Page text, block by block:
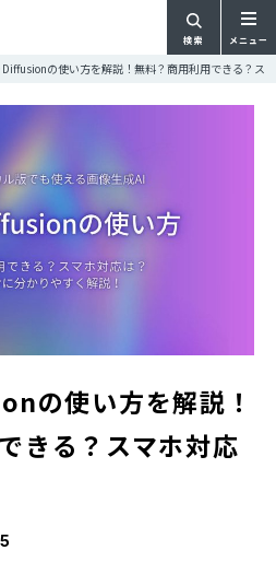
検索 メニュー
の使い方を解説！無料？商用利用できる？ス
使い方を解説！
きる？スマホ対応